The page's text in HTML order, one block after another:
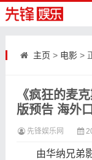
主页 > 电影>
《疯狂的麦
版预告 海外
先锋娱乐网
由华纳兄弟影